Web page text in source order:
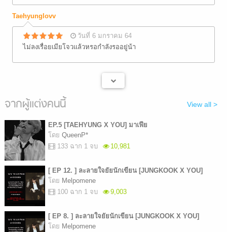
Taehyunglovv
วันที่ 6 มกราคม 64
ไม่ลงเรื่อยเมียโจวแล้วหรอกำลังรออยู่น้า
จากผู้แต่งคนนี้ View all >
EP.5 [TAEHYUNG X YOU] มาเฟีย
โดย QueenP*
133 ฉาก 1 จบ
10,981
[ EP 12. ] ละลายใจยัยนักเขียน [JUNGKOOK X YOU]
โดย Melpomene
100 ฉาก 1 จบ
9,003
[ EP 8. ] ละลายใจยัยนักเขียน [JUNGKOOK X YOU]
โดย Melpomene